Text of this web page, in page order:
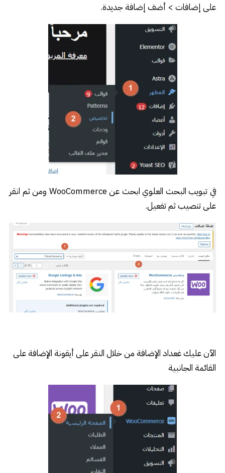
على إضافات > أضف إضافة جديدة.
في تبويب البحث العلوي ابحث عن WooCommerce ومن ثم انقر
على تنصيب ثم تفعيل.
الآن عليك غعداد الإضافة من خلال النقر على أيقونة الإضافة على
القائمة الجانبية